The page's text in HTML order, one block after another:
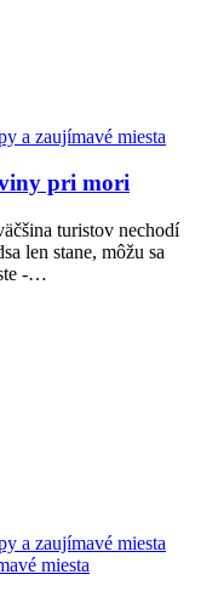
pri mori
turistov nechodí
len stane, môžu sa
-…